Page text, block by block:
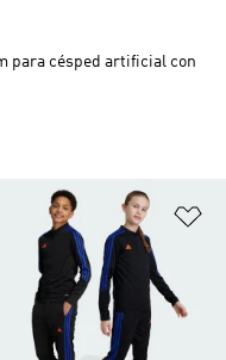
la lista de deseos
para césped artificial con